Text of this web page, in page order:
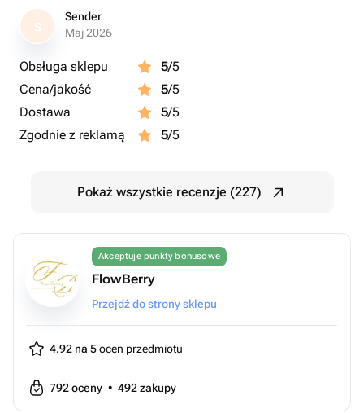
S
Sender
Maj 2026
Obsługa sklepu 5/5
Cena/jakość
5/5
Dostawa
5/5
Zgodnie z reklamą
5/5
Pokaż wszystkie recenzje (227)
Akceptuje punkty bonusowe
FlowBerry
Przejdź do strony sklepu
4.92 na 5ocen przedmiotu
792oceny • 492zakupy